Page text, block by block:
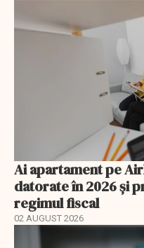
Ai apartament pe
datorate în 2026 și
regimul fiscal
02 AUGUST 2026